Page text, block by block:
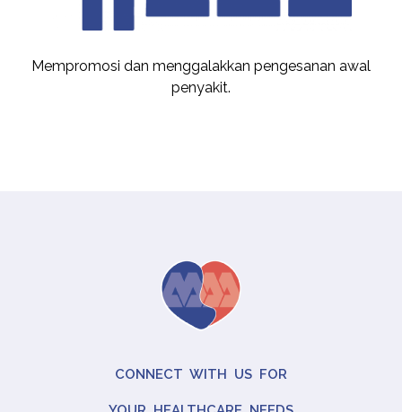
Mempromosi dan menggalakkan pengesanan awal
penyakit.
CONNECT WITH US FOR